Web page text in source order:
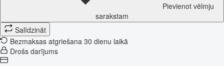
Pievienot vēlmju
sarakstam
Salīdzināt
Bezmaksas atgriešana 30 dienu laikā
Drošs darījums